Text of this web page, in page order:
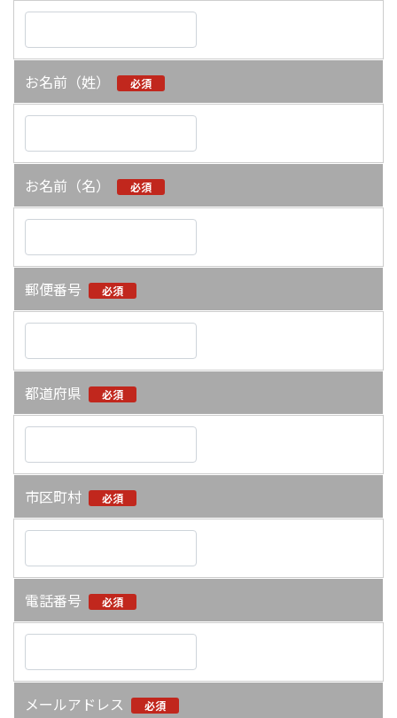
お名前（姓） 必須
お名前（名） 必須
郵便番号 必須
都道府県 必須
市区町村 必須
電話番号 必須
メールアドレス 必須